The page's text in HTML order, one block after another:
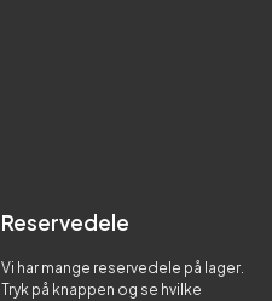
Reservedele
Vi har mange reservedele på lager.
Tryk på knappen og se hvilke